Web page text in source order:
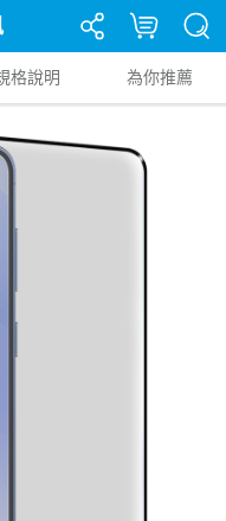
格說明 為你推薦